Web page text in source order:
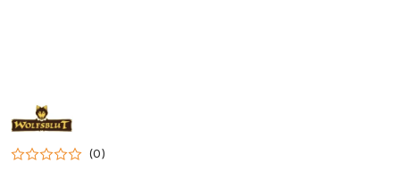
NAZWA
PRODUCENTA:
WOLFSBLUT
(0)